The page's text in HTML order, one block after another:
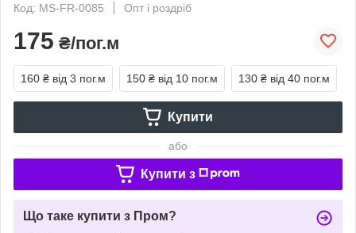
Код: MS-FR-0085
Опт і роздріб
175 ₴/пог.м
160 ₴ від 3 пог.м 150 ₴ від 10 пог.м 130 ₴ від 40 пог.м
Купити
або
Купити з
Що таке купити з Пром?